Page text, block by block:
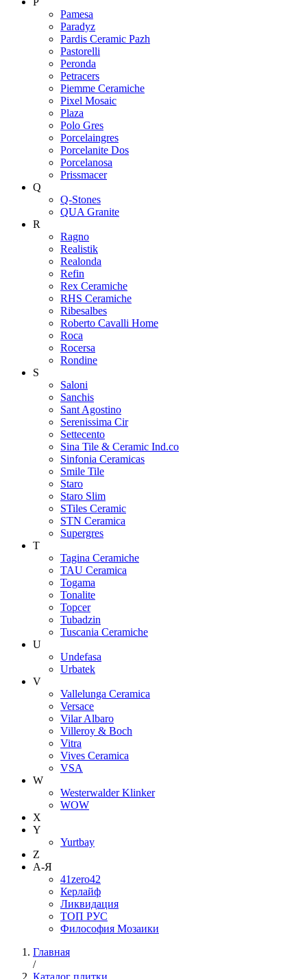
Pamesa
Paradyz
Pardis Ceramic Pazh
Pastorelli
Peronda
Petracers
Piemme Ceramiche
Pixel Mosaic
Plaza
Polo Gres
Porcelaingres
Porcelanite Dos
Porcelanosa
Prissmacer
Q
Q-Stones
QUA Granite
R
Ragno
Realistik
Realonda
Refin
Rex Ceramiche
RHS Ceramiche
Ribesalbes
Roberto Cavalli Home
Roca
Rocersa
Rondine
S
Saloni
Sanchis
Sant Agostino
Serenissima Cir
Settecento
Sina Tile & Ceramic Ind.co
Sinfonia Ceramicas
Smile Tile
Staro
Staro Slim
STiles Ceramic
STN Ceramica
Supergres
T
Tagina Ceramiche
TAU Ceramica
Togama
Tonalite
Topcer
Tubadzin
Tuscania Ceramiche
U
Undefasa
Urbatek
V
Vallelunga Ceramica
Versace
Vilar Albaro
Villeroy & Boch
Vitra
Vives Ceramica
VSA
W
Westerwalder Klinker
WOW
X
Y
Yurtbay
Z
А-Я
41zero42
Керлайф
Ликвидация
ТОП РУС
Философия Мозаики
Главная
/
Каталог плитки